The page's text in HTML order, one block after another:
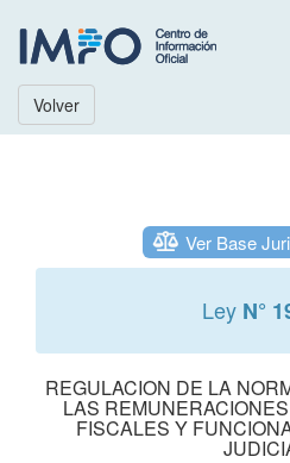
Volver
Ver Base
Ley N°
REGULACION DE LA
LAS
FISCALES Y